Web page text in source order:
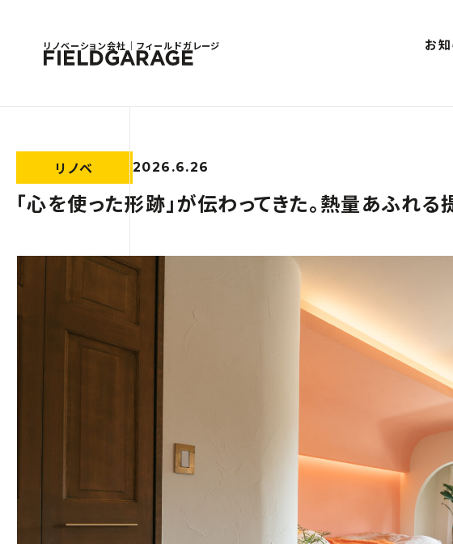
リノベーション会社｜フィールドガレージ お
リノベ 2026.6.26
「心を使った形跡」が伝わってきた。熱量あふれ